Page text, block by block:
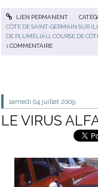
LIEN PERMANENT
CÔTE DE SAINT-GERMAIN SUR
DE PLUMÉLIAU ,COURSE DE
1 COMMENTAIRE
samedi 04 juillet 2009
LE VIRUS